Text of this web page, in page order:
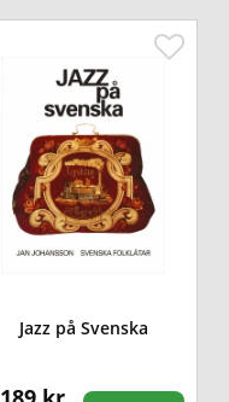
Jazz på Svenska